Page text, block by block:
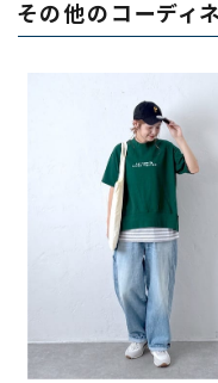
その他のコーディ